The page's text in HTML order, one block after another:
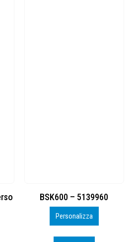
DTF
Personalizza